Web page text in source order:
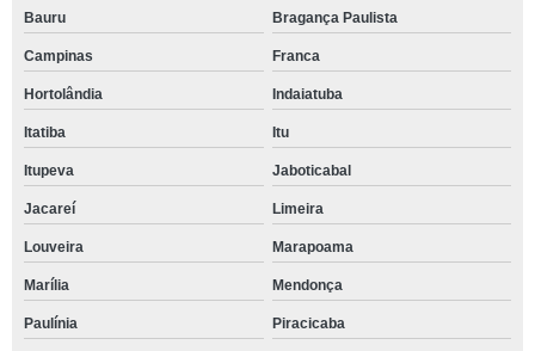
Bauru Bragança Paulista
Campinas Franca
Hortolândia Indaiatuba
Itatiba Itu
Itupeva Jaboticabal
Jacareí Limeira
Louveira Marapoama
Marília Mendonça
Paulínia Piracicaba